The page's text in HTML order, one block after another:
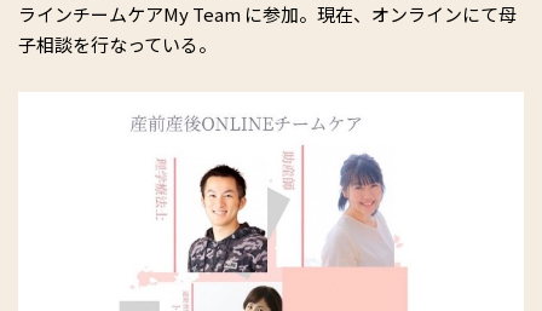
ラインチームケアMy Team に参加。現在、オンラインにて母
子相談を行なっている。